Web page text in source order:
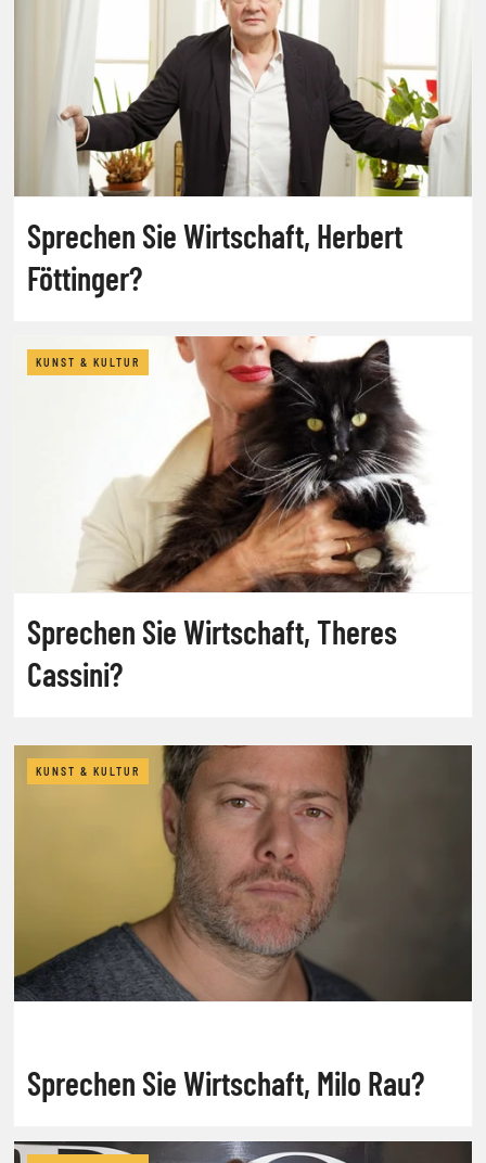
Sprechen Sie Wirtschaft, Herbert
Föttinger?
KUNST & KULTUR
Sprechen Sie Wirtschaft, Theres
Cassini?
KUNST & KULTUR
Sprechen Sie Wirtschaft, Milo Rau?